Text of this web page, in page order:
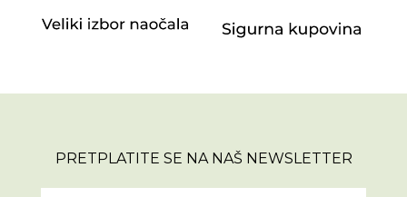
PRETPLATITE SE NA NAŠ NEWSLETTER